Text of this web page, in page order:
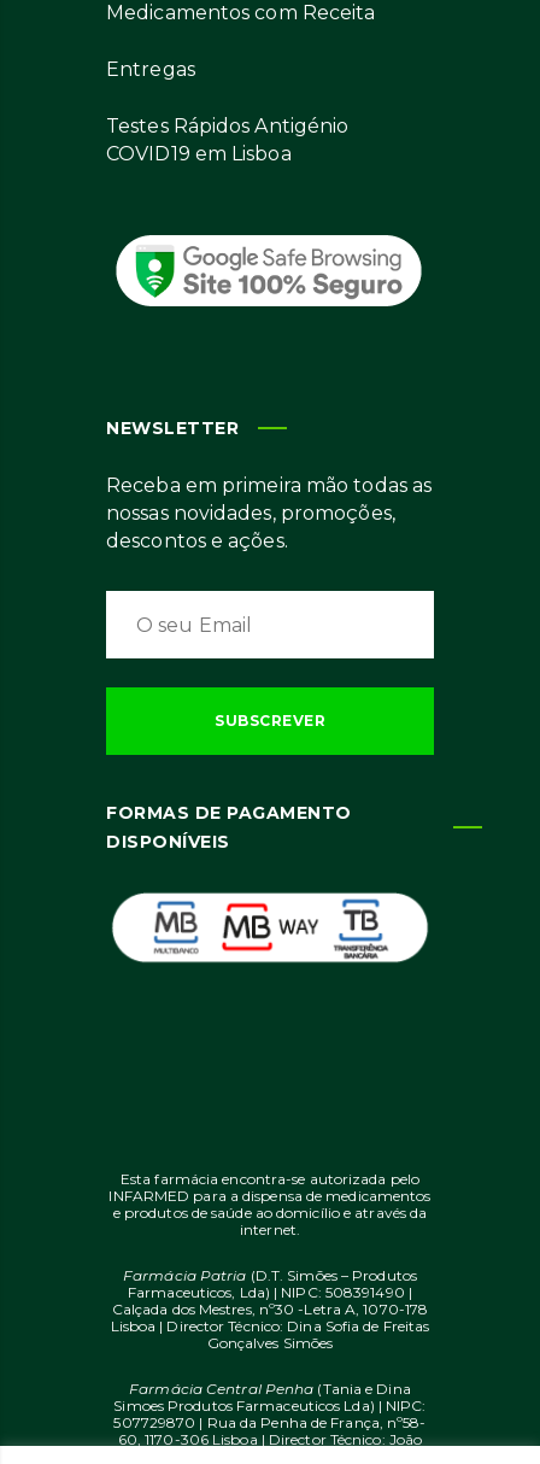
Medicamentos com Receita
Entregas
Testes Rápidos Antigénio
COVID19 em Lisboa
NEWSLETTER
Receba em primeira mão todas as
nossas novidades, promoções,
descontos e ações.
FORMAS DE PAGAMENTO
DISPONÍVEIS
Esta farmácia encontra-se autorizada pelo
INFARMED para a dispensa de medicamentos
e produtos de saúde ao domicílio e através da
internet.
Farmácia Patria (D.T. Simões – Produtos
Farmaceuticos, Lda) | NIPC: 508391490 |
Calçada dos Mestres, nº30 -Letra A, 1070-178
Lisboa | Director Técnico: Dina Sofia de Freitas
Gonçalves Simões
Farmácia Central Penha (Tania e Dina
Simoes Produtos Farmaceuticos Lda) | NIPC:
507729870 | Rua da Penha de França, nº58-
60, 1170-306 Lisboa | Director Técnico: João